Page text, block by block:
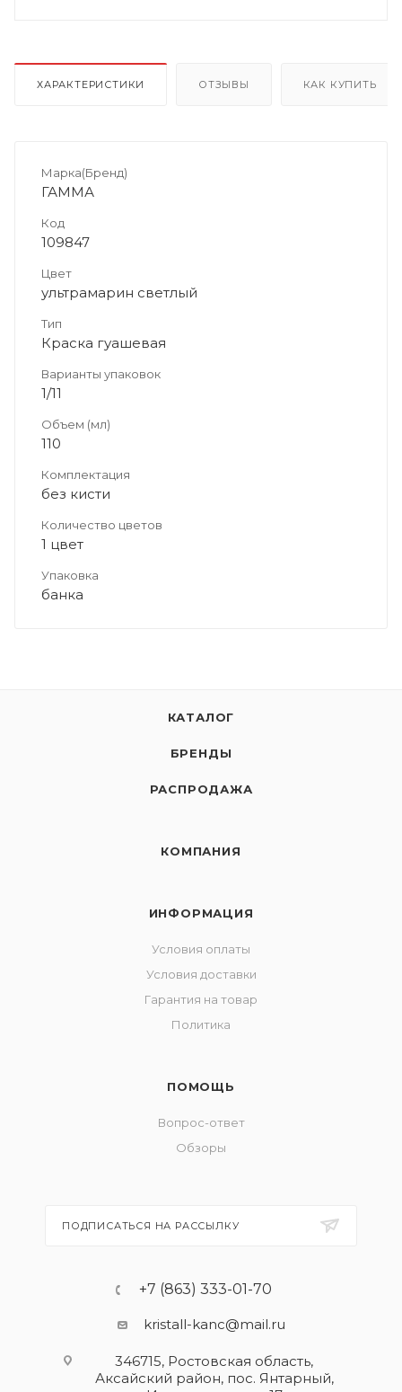
ХАРАКТЕРИСТИКИ ОТЗЫВЫ КАК КУПИТЬ
Марка(Бренд)
ГАММА
Код
109847
Цвет
ультрамарин светлый
Тип
Краска гуашевая
Варианты упаковок
1/11
Объем (мл)
110
Комплектация
без кисти
Количество цветов
1 цвет
Упаковка
банка
КАТАЛОГ
БРЕНДЫ
РАСПРОДАЖА
КОМПАНИЯ
ИНФОРМАЦИЯ
Условия оплаты
Условия доставки
Гарантия на товар
Политика
ПОМОЩЬ
Вопрос-ответ
Обзоры
ПОДПИСАТЬСЯ НА РАССЫЛКУ
+7 (863) 333-01-70
kristall-kanc@mail.ru
346715, Ростовская область​,
Аксайский район, пос. Янтарный,